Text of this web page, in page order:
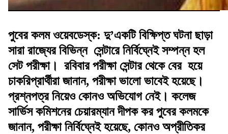
পুবের কলম ওয়েবডেস্ক: দু’একটি বিক্ষিপ্ত ঘটনা ছাড়া
সারা রাজ্যের বিভিন্ন সেন্টারে নির্বিঘ্নেই সম্পন্ন হল
সেট পরীক্ষা। রবিবার পরীক্ষা সেন্টার থেকে বের হয়ে
চাকরিপ্রার্থীরা জানান, পরীক্ষা ভালো ভাবেই হয়েছে।
প্রশ্নপত্র নিয়েও কোনও অভিযোগ নেই। কলেজ
সার্ভিস কমিশনের চেয়ারম্যান দীপক কর পুবের কলমকে
জানান, পরীক্ষা নির্বিঘ্নেই হয়েছে, কোনও অপ্রীতিকর